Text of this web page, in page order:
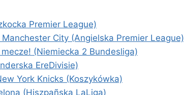
Premier League)
City (Angielska Premier League)
(Niemiecka 2 Bundesliga)
EreDivisie)
York Knicks (Koszykówka)
(Hiszpañska LaLiga)